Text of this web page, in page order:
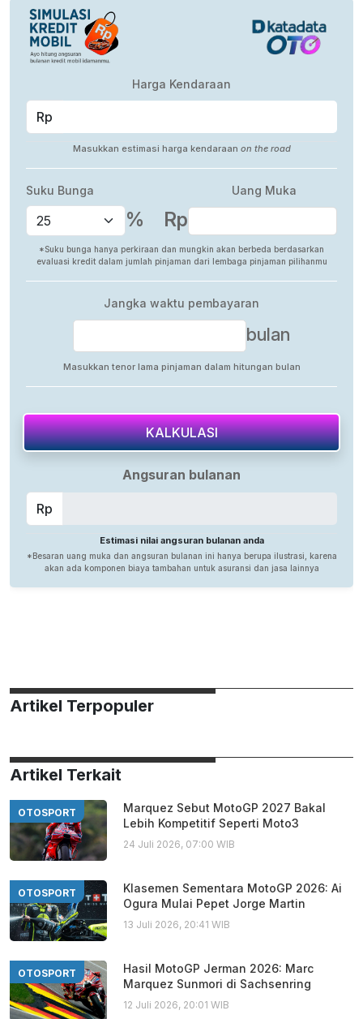
Artikel Terpopuler
Artikel Terkait
OTOSPORT
Marquez Sebut MotoGP 2027 Bakal
Lebih Kompetitif Seperti Moto3
24 Juli 2026, 07:00 WIB
OTOSPORT
Klasemen Sementara MotoGP 2026: Ai
Ogura Mulai Pepet Jorge Martin
13 Juli 2026, 20:41 WIB
OTOSPORT
Hasil MotoGP Jerman 2026: Marc
Marquez Sunmori di Sachsenring
12 Juli 2026, 20:01 WIB